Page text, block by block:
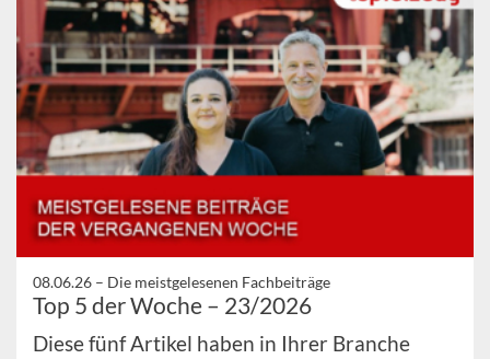
08.06.26 – Die meistgelesenen Fachbeiträge
Top 5 der Woche – 23/2026
Diese fünf Artikel haben in Ihrer Branche